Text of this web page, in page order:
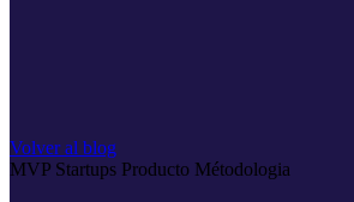
Volver al blog
MVP Startups Producto Métodologia